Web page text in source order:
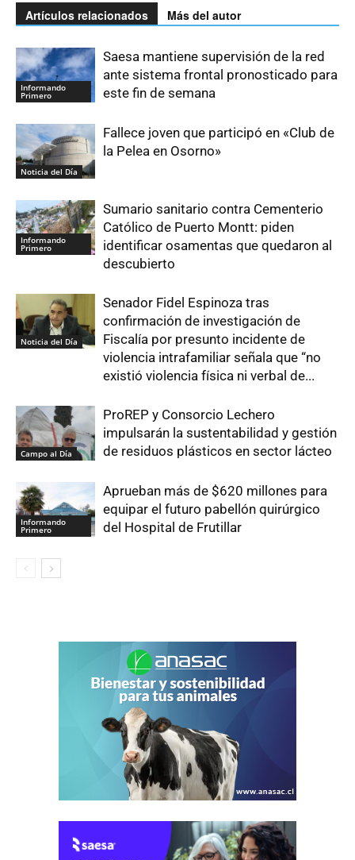
Artículos relacionados Más del autor
Informando
Primero
Saesa mantiene supervisión de la red
ante sistema frontal pronosticado para
este fin de semana
Noticia del Día
Fallece joven que participó en «Club de
la Pelea en Osorno»
Informando
Primero
Sumario sanitario contra Cementerio
Católico de Puerto Montt: piden
identificar osamentas que quedaron al
descubierto
Noticia del Día
Senador Fidel Espinoza tras
confirmación de investigación de
Fiscalía por presunto incidente de
violencia intrafamiliar señala que “no
existió violencia física ni verbal de...
Campo al Día
ProREP y Consorcio Lechero
impulsarán la sustentabilidad y gestión
de residuos plásticos en sector lácteo
Informando
Primero
Aprueban más de $620 millones para
equipar el futuro pabellón quirúrgico
del Hospital de Frutillar